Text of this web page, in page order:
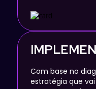
Com base no
estratégia que